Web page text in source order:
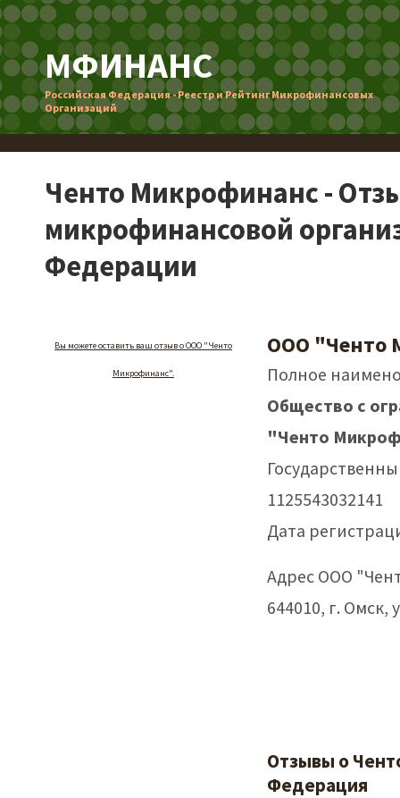
МФИНАНС
Российская Федерация - Реестр и Рейтинг Микрофинансовых
Организаций
Ченто Микрофинанс -
микрофинансовой
Федерации
Вы можете оставить ваш отзыв о ООО "Ченто
Микрофинанс".
ООО "Ченто
Полное
Общество с
"Ченто
1125543032141
Дата
Адрес ООО
644010, г. Омск,
Отзывы о
Федерация